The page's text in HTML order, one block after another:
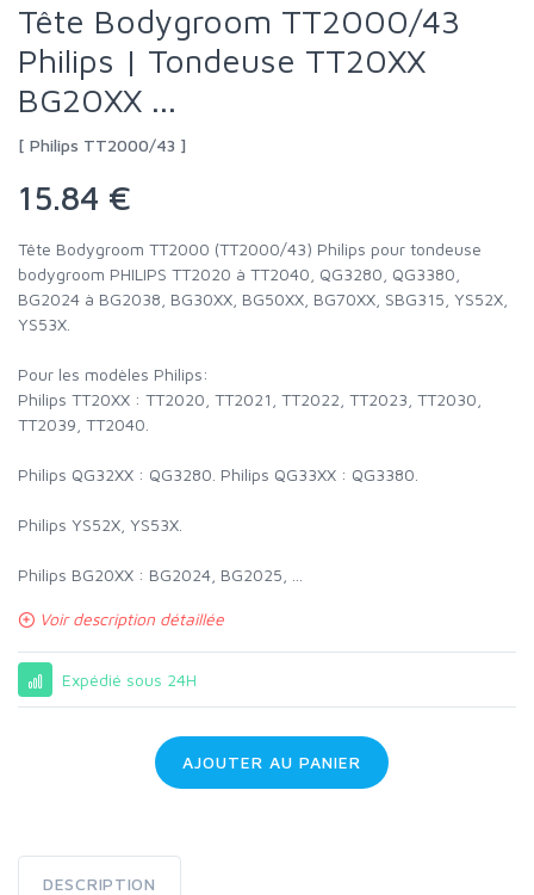
Tête Bodygroom TT2000/43
Philips | Tondeuse TT20XX
BG20XX ...
[ Philips TT2000/43 ]
15.84 €
Tête Bodygroom TT2000 (TT2000/43) Philips pour tondeuse
bodygroom PHILIPS TT2020 à TT2040, QG3280, QG3380,
BG2024 à BG2038, BG30XX, BG50XX, BG70XX, SBG315, YS52X,
YS53X.
Pour les modèles Philips:
Philips TT20XX : TT2020, TT2021, TT2022, TT2023, TT2030,
TT2039, TT2040.
Philips QG32XX : QG3280. Philips QG33XX : QG3380.
Philips YS52X, YS53X.
Philips BG20XX : BG2024, BG2025, ...
Voir description détaillée
Expédié sous 24H
AJOUTER AU PANIER
DESCRIPTION